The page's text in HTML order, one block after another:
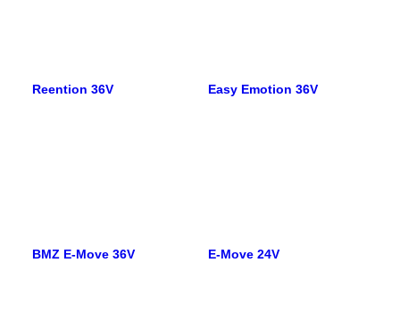
Reention 36V Easy Emotion 36V
BMZ E-Move 36V E-Move 24V